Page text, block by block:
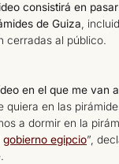
consistirá en
de Guiza ,
cerradas al público.
en el que me van
quiera en las
a dormir en la
gobierno egipcio”,